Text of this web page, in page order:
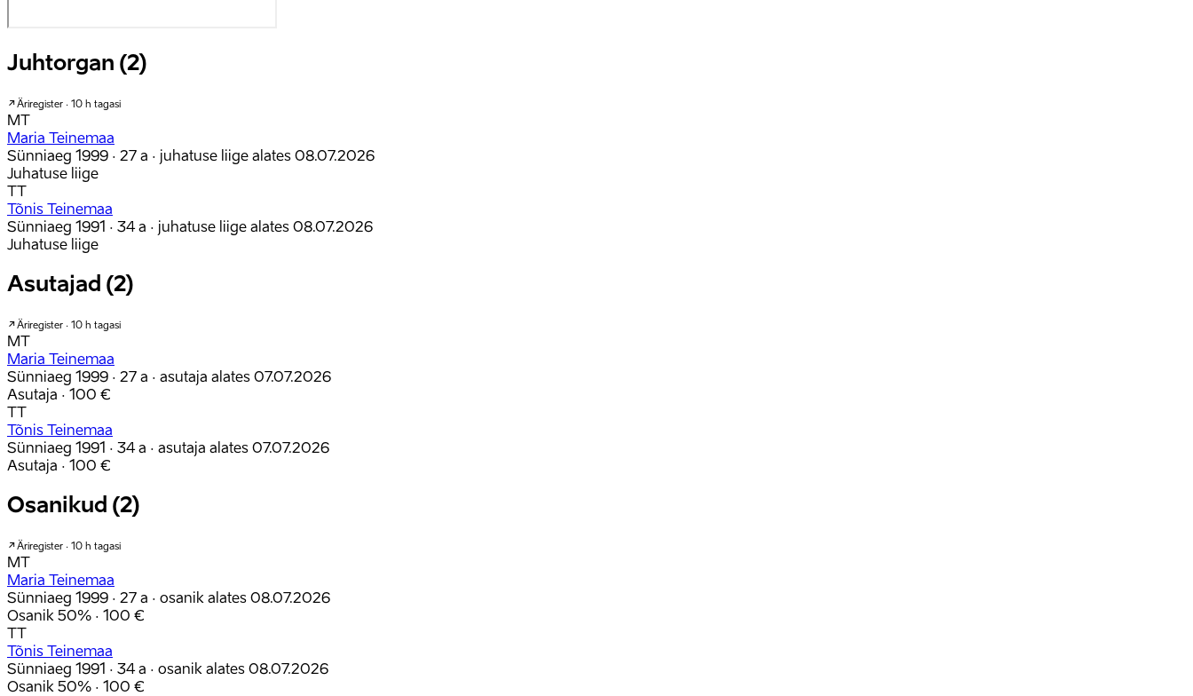
Juhtorgan (2)
Äriregister · 10 h tagasi
MT
Maria Teinemaa
Sünniaeg 1999 · 27 a · juhatuse liige alates 08.07.2026
Juhatuse liige
TT
Tõnis Teinemaa
Sünniaeg 1991 · 34 a · juhatuse liige alates 08.07.2026
Juhatuse liige
Asutajad (2)
Äriregister · 10 h tagasi
MT
Maria Teinemaa
Sünniaeg 1999 · 27 a · asutaja alates 07.07.2026
Asutaja · 100 €
TT
Tõnis Teinemaa
Sünniaeg 1991 · 34 a · asutaja alates 07.07.2026
Asutaja · 100 €
Osanikud (2)
Äriregister · 10 h tagasi
MT
Maria Teinemaa
Sünniaeg 1999 · 27 a · osanik alates 08.07.2026
Osanik 50% · 100 €
TT
Tõnis Teinemaa
Sünniaeg 1991 · 34 a · osanik alates 08.07.2026
Osanik 50% · 100 €